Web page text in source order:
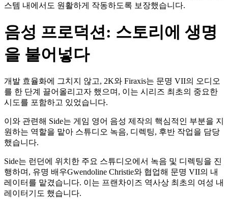
스템 내에서도 원활하게 작동하도록 보장했습니다.
음성 프로덕션: 스토리에 생명
을 불어넣다
개발 효율화에 그치지 않고, 2K와 Firaxis는 문명 VII의 오디오
를 한 단계 끌어올리고자 했으며, 이는 시리즈 최초의 중요한
시도를 포함하고 있었습니다.
이와 관련해 Side는 게임 영어 음성 제작의 핵심적인 부분을 지
원하는 역할을 맡아 스튜디오 녹음, 디렉팅, 후반 작업을 담당
했습니다.
Side는 런던에 위치한 주요 스튜디오에서 녹음 및 디렉팅을 진
행하며, 유명 배우Gwendoline Christie와 협업해 문명 VII의 내
레이터를 맡겼습니다. 이는 프랜차이즈 역사상 최초의 여성 내
레이터기도 했습니다.